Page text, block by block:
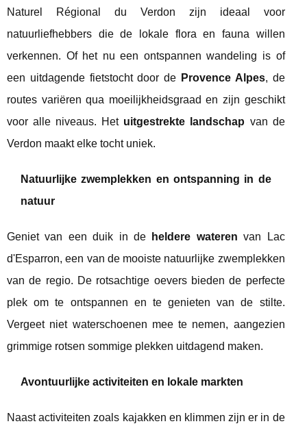
Naturel Régional du Verdon zijn ideaal voor
natuurliefhebbers die de lokale flora en fauna willen
verkennen. Of het nu een ontspannen wandeling is of
een uitdagende fietstocht door de Provence Alpes, de
routes variëren qua moeilijkheidsgraad en zijn geschikt
voor alle niveaus. Het uitgestrekte landschap van de
Verdon maakt elke tocht uniek.
Natuurlijke zwemplekken en ontspanning in de
natuur
Geniet van een duik in de heldere wateren van Lac
d'Esparron, een van de mooiste natuurlijke zwemplekken
van de regio. De rotsachtige oevers bieden de perfecte
plek om te ontspannen en te genieten van de stilte.
Vergeet niet waterschoenen mee te nemen, aangezien
grimmige rotsen sommige plekken uitdagend maken.
Avontuurlijke activiteiten en lokale markten
Naast activiteiten zoals kajakken en klimmen zijn er in de